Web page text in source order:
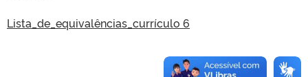
Lista_de_equivalências_currículo 6